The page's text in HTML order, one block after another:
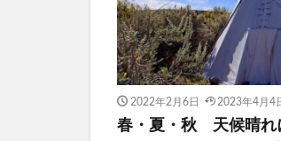
2022年2月6日 2023年4月4
春・夏・秋 天候晴